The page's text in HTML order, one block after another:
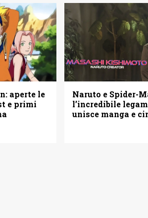
aperte le
e primi
Naruto e Spider-
l’incredibile
unisce manga e